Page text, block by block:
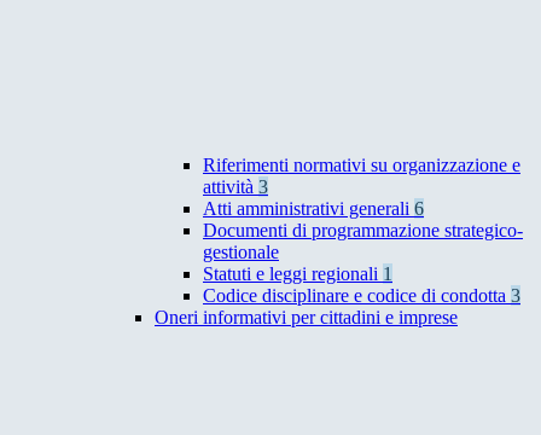
Riferimenti normativi su organizzazione e
attività 3
Atti amministrativi generali 6
Documenti di programmazione strategico-
gestionale
Statuti e leggi regionali 1
Codice disciplinare e codice di condotta 3
Oneri informativi per cittadini e imprese